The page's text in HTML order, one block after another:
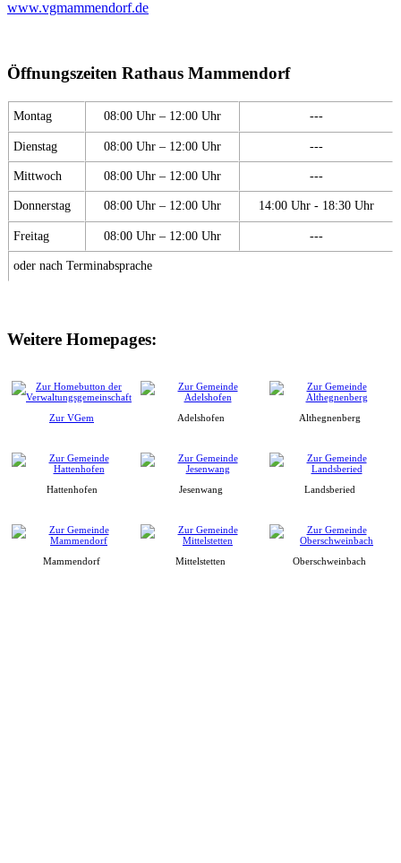
www.vgmammendorf.de
Öffnungszeiten Rathaus Mammendorf
Montag 08:00 Uhr – 12:00 Uhr ---
Dienstag 08:00 Uhr – 12:00 Uhr ---
Mittwoch 08:00 Uhr – 12:00 Uhr ---
Donnerstag 08:00 Uhr – 12:00 Uhr 14:00 Uhr - 18:30 Uhr
Freitag 08:00 Uhr – 12:00 Uhr ---
oder nach Terminabsprache
Weitere Homepages:
Zur VGem Adelshofen Althegnenberg
Hattenhofen Jesenwang Landsberied
Mammendorf Mittelstetten Oberschweinbach